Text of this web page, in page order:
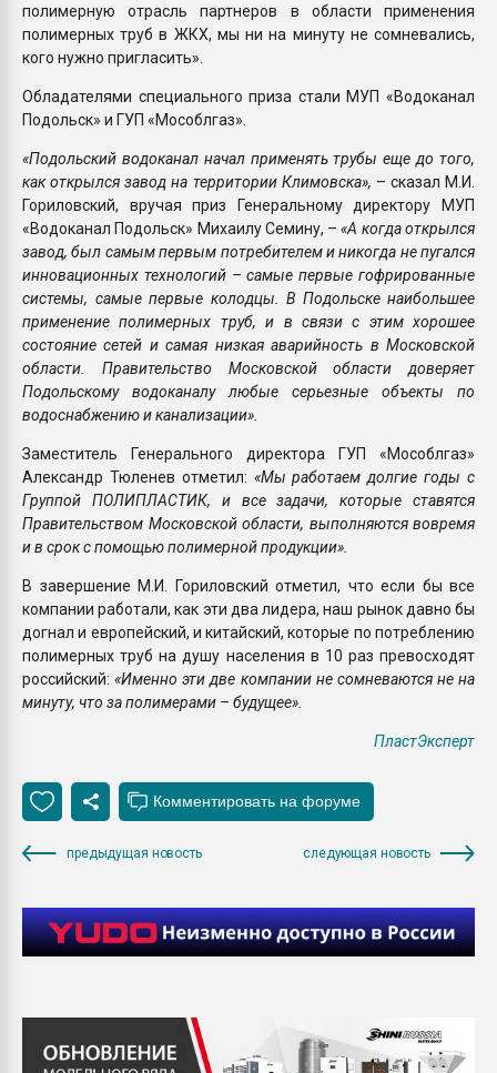
полимерную отрасль партнеров в области применения
полимерных труб в ЖКХ, мы ни на минуту не сомневались,
кого нужно пригласить».
Обладателями специального приза стали МУП «Водоканал
Подольск» и ГУП «Мособлгаз».
«Подольский водоканал начал применять трубы еще до того,
как открылся завод на территории Климовска», – сказал М.И.
Гориловский, вручая приз Генеральному директору МУП
«Водоканал Подольск» Михаилу Семину, – «А когда открылся
завод, был самым первым потребителем и никогда не пугался
инновационных технологий – самые первые гофрированные
системы, самые первые колодцы. В Подольске наибольшее
применение полимерных труб, и в связи с этим хорошее
состояние сетей и самая низкая аварийность в Московской
области. Правительство Московской области доверяет
Подольскому водоканалу любые серьезные объекты по
водоснабжению и канализации».
Заместитель Генерального директора ГУП «Мособлгаз»
Александр Тюленев отметил: «Мы работаем долгие годы с
Группой ПОЛИПЛАСТИК, и все задачи, которые ставятся
Правительством Московской области, выполняются вовремя
и в срок с помощью полимерной продукции».
В завершение М.И. Гориловский отметил, что если бы все
компании работали, как эти два лидера, наш рынок давно бы
догнал и европейский, и китайский, которые по потреблению
полимерных труб на душу населения в 10 раз превосходят
российский:«Именно эти две компании не сомневаются не на
минуту, что за полимерами – будущее».
ПластЭксперт
предыдущая новость следующая новость